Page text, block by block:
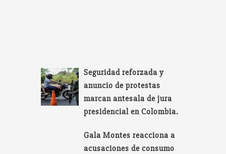
Seguridad reforzada y
anuncio de protestas
marcan antesala de jura
presidencial en Colombia.
Gala Montes reacciona a
acusaciones de consumo